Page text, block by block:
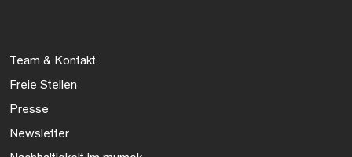
Team & Kontakt
Freie Stellen
Presse
Newsletter